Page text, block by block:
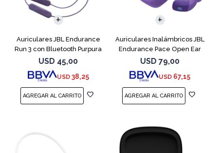
Auriculares JBL Endurance
Run 3 con Bluetooth Purpura
USD 45,00
USD 38,25
Auriculares Inalámbricos JBL
Endurance Pace Open Ear
Purpura
USD 79,00
USD 67,15